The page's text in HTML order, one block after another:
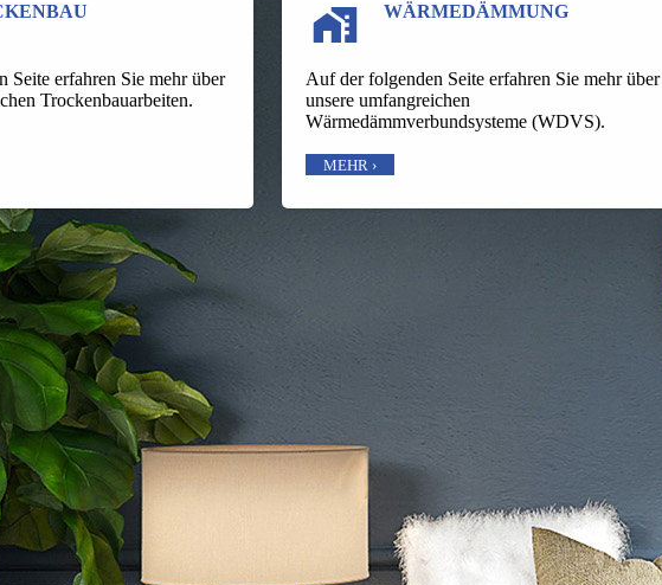
Seite erfahren Sie mehr über
Trockenbauarbeiten.
WÄRME­DÄMMUNG
Auf der folgenden Seite erfahren Sie mehr über
unsere umfangreichen
Wärmedämmverbundsysteme (WDVS).
MEHR ›